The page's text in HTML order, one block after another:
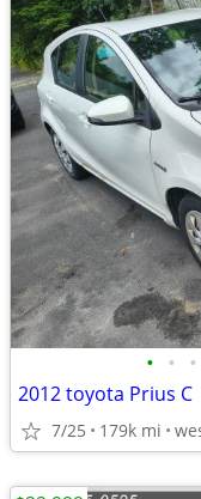
• • •
2012 toyota Prius C
7/25 179k mi